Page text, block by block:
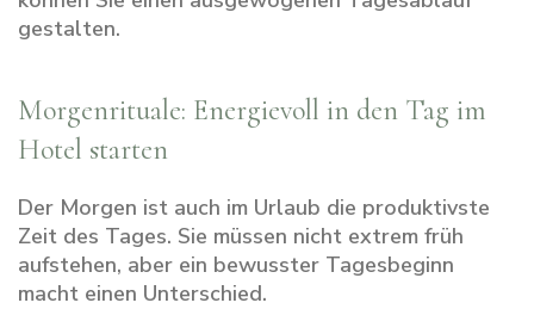
gestalten.
Morgenrituale: Energievoll in den Tag im
Hotel starten
Der Morgen ist auch im Urlaub die produktivste
Zeit des Tages. Sie müssen nicht extrem früh
aufstehen, aber ein bewusster Tagesbeginn
macht einen Unterschied.